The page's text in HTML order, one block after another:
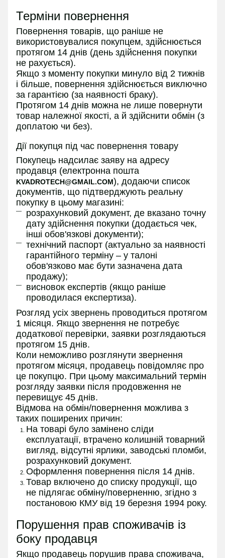
Терміни повернення
Повернення товарів, що раніше не
використовувалися покупцем, здійснюється
протягом 14 днів (день здійснення покупки
не рахується).
Якщо з моменту покупки минуло від 2 тижнів
і більше, повернення здійснюється виключно
за гарантією (за наявності браку).
Протягом 14 днів можна не лише повернути
товар належної якості, а й здійснити обмін (з
доплатою чи без).
Дії покупця під час повернення товару
Покупець надсилає заяву на адресу
продавця (електронна пошта
KVADROTECH@GMAIL.COM), додаючи список
документів, що підтверджують реальну
покупку в цьому магазині:
розрахунковий документ, де вказано точну
дату здійснення покупки (додається чек,
інші обов'язкові документи);
технічний паспорт (актуально за наявності
гарантійного терміну – у талоні
обов'язково має бути зазначена дата
продажу);
висновок експертів (якщо раніше
проводилася експертиза).
Розгляд усіх звернень проводиться протягом
1 місяця. Якщо звернення не потребує
додаткової перевірки, заявки розглядаються
протягом 15 днів.
Коли неможливо розглянути звернення
протягом місяця, продавець повідомляє про
це покупцю. При цьому максимальний термін
розгляду заявки після продовження не
перевищує 45 днів.
Відмова на обмін/повернення можлива з
таких поширених причин:
На товарі було замінено сліди
експлуатації, втрачено колишній товарний
вигляд, відсутні ярлики, заводські пломби,
розрахунковий документ.
Оформлення повернення після 14 днів.
Товар включено до списку продукції, що
не підлягає обміну/поверненню, згідно з
постановою КМУ від 19 березня 1994 року.
Порушення прав споживачів із
боку продавця
Якщо продавець порушив права споживача,